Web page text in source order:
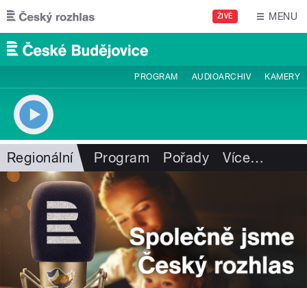
Přejít k hlavnímu obsahu
ŽIVĚ MENU
PROGRAM AUDIOARCHIV KAMERY
Regionální Program Pořady Více…